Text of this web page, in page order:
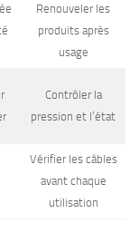
Renouveler les
produits après
usage
Contrôler la
pression et l’état
Vérifier les câbles
avant chaque
utilisation